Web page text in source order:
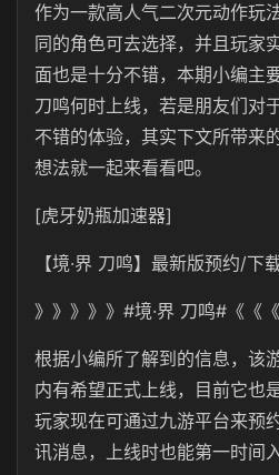
作为一款高人气二次元动作玩
同的角色可去选择，并且玩家
面也是十分不错，本期小编主
刀鸣何时上线，若是朋友们对
不错的体验，其实下文所带来
想法就一起来看看吧。
[虎牙奶瓶加速器]
【境·界 刀鸣】最新版预约/下
》》》》》#境·界 刀鸣#《《
根据小编所了解到的信息，该
内有希望正式上线，目前它也
玩家现在可通过九游平台来预
讯消息，上线时也能第一时间